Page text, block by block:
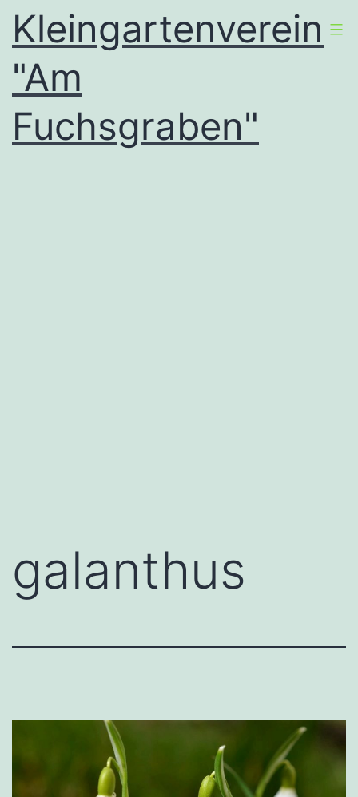
Zum
Inhalt
springen
Kleingartenverein
"Am
Fuchsgraben"
galanthus